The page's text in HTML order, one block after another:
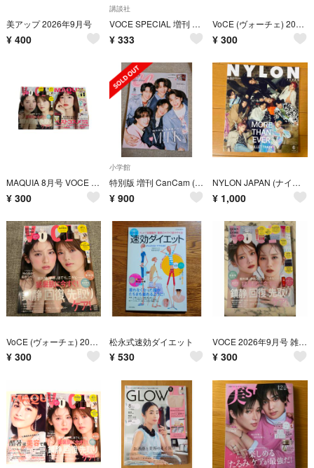
美アップ 2026年9月号
¥ 400
講談社
VOCE SPECIAL 増刊 2026年 09月号 雑誌のみ
¥ 333
VoCE (ヴォーチェ) 2026年 09月号 [雑誌]
¥ 300
MAQUIA 8月号 VOCE 9月号 美容雑誌 2冊セット 雑誌のみ 未読
¥ 300
小学館
特別版 増刊 CanCam (キャンキャン) 2026年 05月号 [雑誌]
¥ 900
NYLON JAPAN (ナイロンジャパン) 2026年 06月号 [雑誌]★
¥ 1,000
VoCE (ヴォーチェ) 2026年 09月号 [雑誌] 雑誌のみ VOCE9月号
¥ 300
松永式速効ダイエット
¥ 530
VOCE 2026年9月号 雑誌のみ
¥ 300